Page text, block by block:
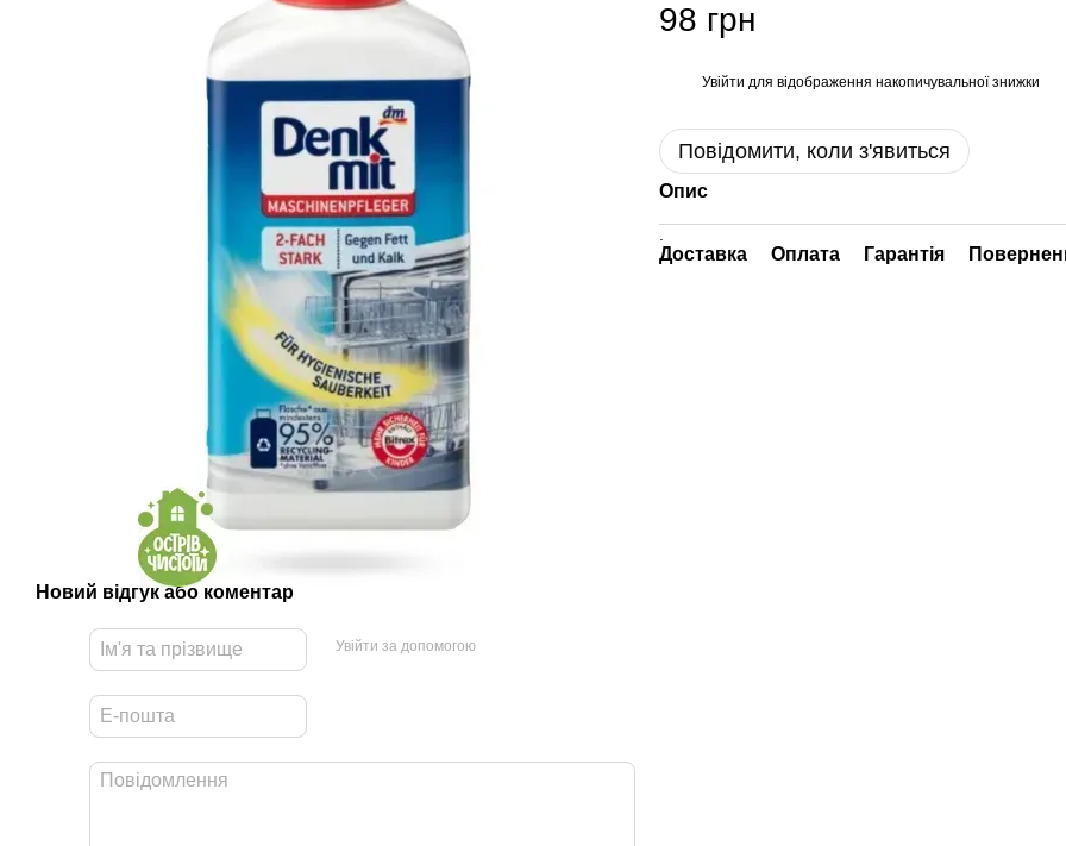
Новий відгук або коментар
Увійти за допомогою
98 грн
Увійти для відображення накопичувальної знижки
Повідомити, коли з'явиться
Опис
Доставка Оплата Гарантія